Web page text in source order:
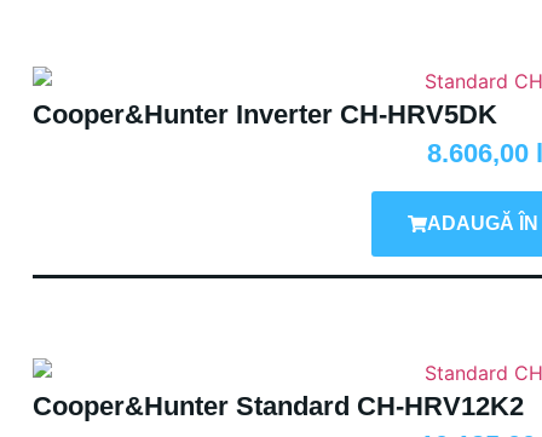
Cooper&Hunter Inverter CH-HRV5DK
8.606,00
ADAUGĂ ÎN
Cooper&Hunter Standard CH-HRV12K2